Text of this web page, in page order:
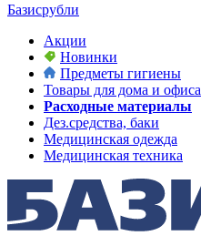
Базисрубли
Акции
Новинки
Предметы гигиены
Товары для дома и офиса
Расходные материалы
Дез.средства, баки
Медицинская одежда
Медицинская техника